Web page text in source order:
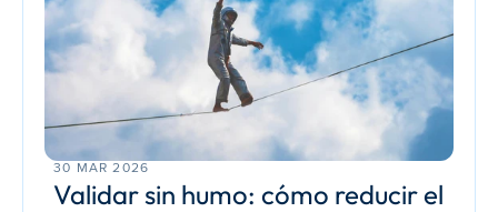
30 MAR 2026
Validar sin humo: cómo reducir el